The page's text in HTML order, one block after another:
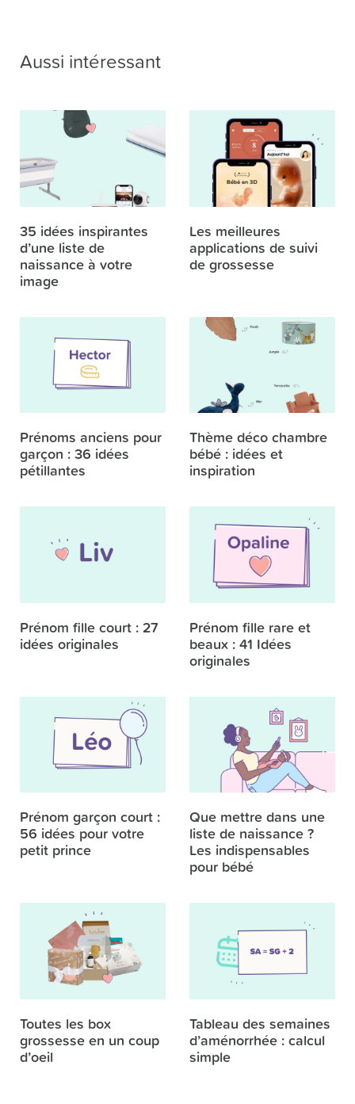
Aussi intéressant
35 idées inspirantes
d’une liste de
naissance à votre
image
Les meilleures
applications de suivi
de grossesse
Prénoms anciens pour
garçon : 36 idées
pétillantes
Thème déco chambre
bébé : idées et
inspiration
Prénom fille court : 27
idées originales
Prénom fille rare et
beaux : 41 Idées
originales
Prénom garçon court :
56 idées pour votre
petit prince
Que mettre dans une
liste de naissance ?
Les indispensables
pour bébé
Toutes les box
grossesse en un coup
d’oeil
Tableau des semaines
d’aménorrhée : calcul
simple